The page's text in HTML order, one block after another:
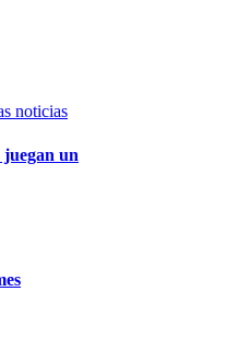
noticias
un